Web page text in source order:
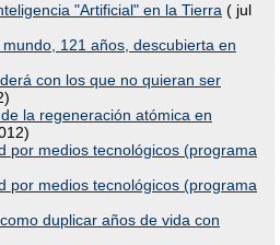
"Artificial" en la Tierra ( jul
121 años, descubierta en
con los que no quieran ser
la regeneración atómica en
por medios tecnológicos (programa
por medios tecnológicos (programa
duplicar años de vida con